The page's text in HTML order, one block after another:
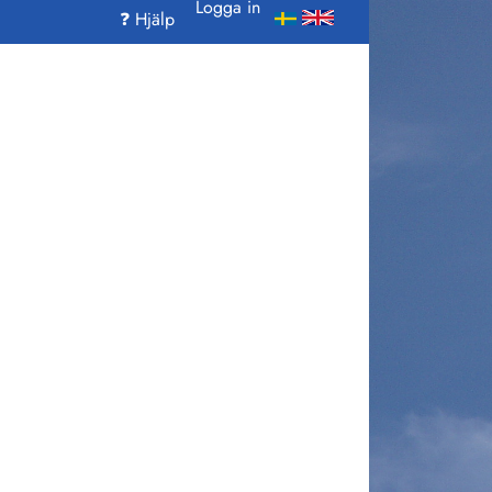
❓ Hjälp Logga in